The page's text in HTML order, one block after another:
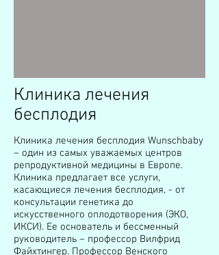
Клиника лечения
бесплодия
Клиника лечения бесплодия Wunschbaby
– один из самых уважаемых центров
репродуктивной медицины в Европе.
Клиника предлагает все услуги,
касающиеся лечения бесплодия, - от
консультации генетика до
искусственного оплодотворения (ЭКО,
ИКСИ). Ее основатель и бессменный
руководитель – профессор Вилфрид
Файхтингер. Профессор Венского